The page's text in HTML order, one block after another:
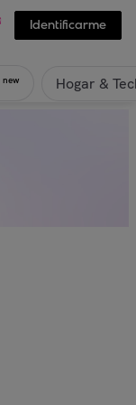
Identificarme
new Hogar &